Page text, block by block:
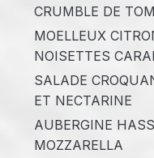
CRUMBLE DE
MOELLEUX
NOISETTES
SALADE
ET NECTARINE
AUBERGINE
MOZZARELLA